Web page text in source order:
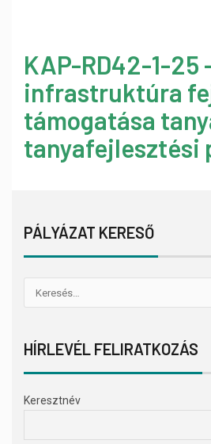
KAP-RD42-1-25
infrastruktúra
támogatása
tanyafejlesztési
PÁLYÁZAT KERESŐ
HÍRLEVÉL FELIRATKOZÁS
Keresztnév